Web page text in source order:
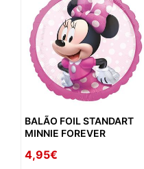
BALÃO FOIL STANDART
MINNIE FOREVER
4,95€